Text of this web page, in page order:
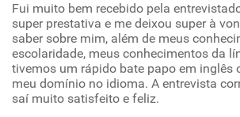
Fui muito bem recebido pela
super prestativa e me deixou super à
saber sobre mim, além de meus
escolaridade, meus conhecimentos da
tivemos um rápido bate papo em inglês
meu domínio no idioma. A entrevista
saí muito satisfeito e feliz.